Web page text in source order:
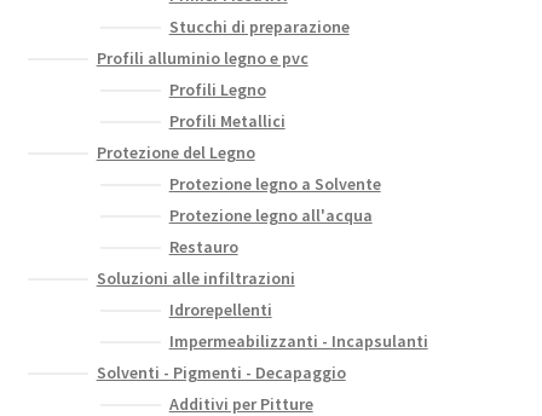
Stucchi di preparazione
Profili alluminio legno e pvc
Profili Legno
Profili Metallici
Protezione del Legno
Protezione legno a Solvente
Protezione legno all'acqua
Restauro
Soluzioni alle infiltrazioni
Idrorepellenti
Impermeabilizzanti - Incapsulanti
Solventi - Pigmenti - Decapaggio
Additivi per Pitture